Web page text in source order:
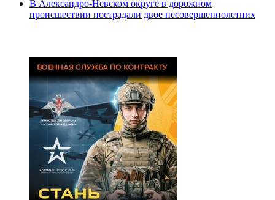
В Александро-Невском округе в дорожном
происшествии пострадали двое несовершеннолетних